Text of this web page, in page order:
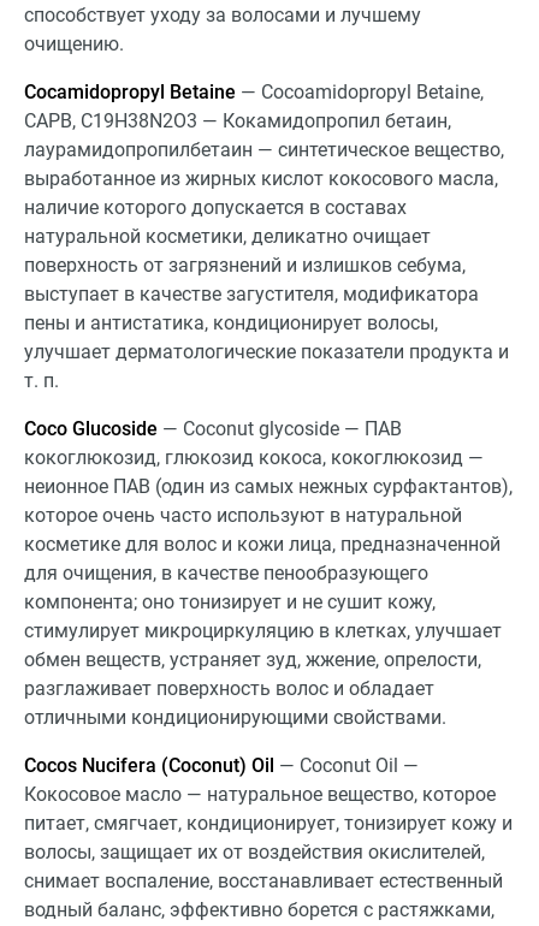
способствует уходу за волосами и лучшему
очищению.
Cocamidopropyl Betaine — Сocoamidopropyl Betaine,
CAPB, C19H38N2O3 — Кокамидопропил бетаин,
лаурамидопропилбетаин — синтетическое вещество,
выработанное из жирных кислот кокосового масла,
наличие которого допускается в составах
натуральной косметики, деликатно очищает
поверхность от загрязнений и излишков себума,
выступает в качестве загустителя, модификатора
пены и антистатика, кондиционирует волосы,
улучшает дерматологические показатели продукта и
т. п.
Coco Glucoside — Coconut glycoside — ПАВ
кокоглюкозид, глюкозид кокоса, кокоглюкозид —
неионное ПАВ (один из самых нежных сурфактантов),
которое очень часто используют в натуральной
косметике для волос и кожи лица, предназначенной
для очищения, в качестве пенообразующего
компонента; оно тонизирует и не сушит кожу,
стимулирует микроциркуляцию в клетках, улучшает
обмен веществ, устраняет зуд, жжение, опрелости,
разглаживает поверхность волос и обладает
отличными кондиционирующими свойствами.
Cocos Nucifera (Coconut) Oil — Coconut Oil —
Кокосовое масло — натуральное вещество, которое
питает, смягчает, кондиционирует, тонизирует кожу и
волосы, защищает их от воздействия окислителей,
снимает воспаление, восстанавливает естественный
водный баланс, эффективно борется с растяжками,